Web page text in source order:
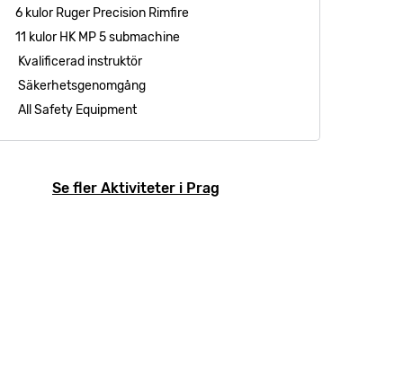
6 kulor Ruger Precision Rimfire
11 kulor HK MP 5 submachine
Kvalificerad instruktör
Säkerhetsgenomgång
All Safety Equipment
Se fler Aktiviteter i Prag